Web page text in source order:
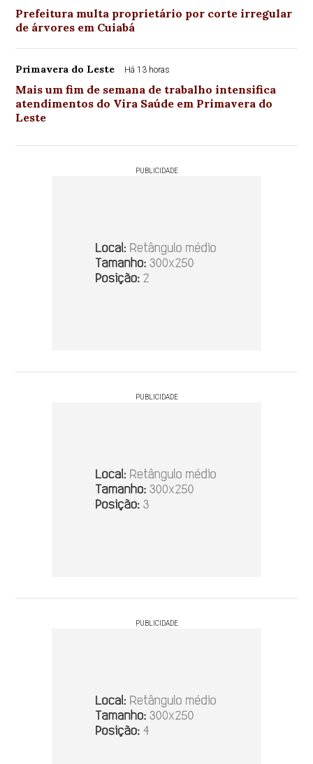
Prefeitura multa proprietário por corte irregular
de árvores em Cuiabá
Primavera do Leste Há 13 horas
Mais um fim de semana de trabalho intensifica
atendimentos do Vira Saúde em Primavera do
Leste
PUBLICIDADE
PUBLICIDADE
PUBLICIDADE